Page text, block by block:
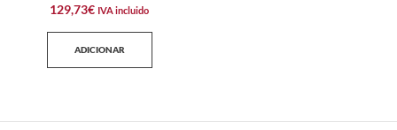
129,73€ IVA incluido
ADICIONAR